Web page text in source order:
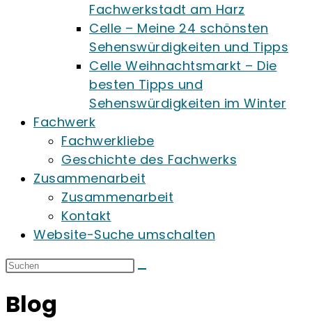
Fachwerkstadt am Harz
Celle – Meine 24 schönsten
Sehenswürdigkeiten und Tipps
Celle Weihnachtsmarkt – Die
besten Tipps und
Sehenswürdigkeiten im Winter
Fachwerk
Fachwerkliebe
Geschichte des Fachwerks
Zusammenarbeit
Zusammenarbeit
Kontakt
Website-Suche umschalten
Blog